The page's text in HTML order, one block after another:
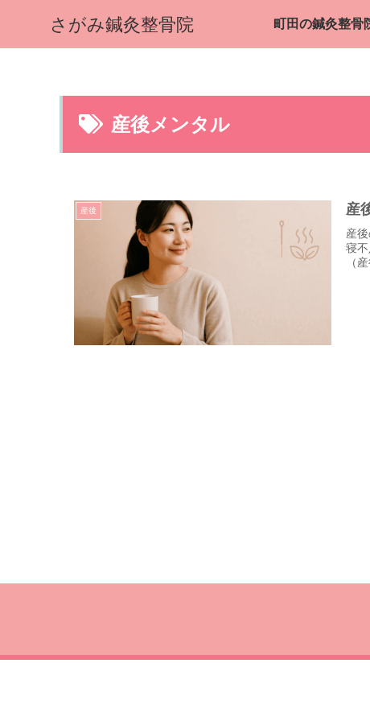
さがみ鍼灸整骨院
産後メンタル
産後 産
産
寝
（